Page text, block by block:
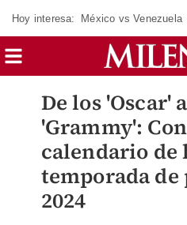
Hoy interesa: México vs Venezuela
De los 'Oscar'
'Grammy':
calendario de
temporada
2024